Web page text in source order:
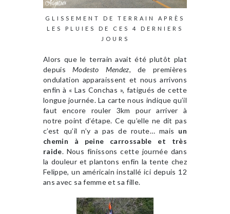
GLISSEMENT DE TERRAIN APRÈS
LES PLUIES DE CES 4 DERNIERS
JOURS
Alors que le terrain avait été plutôt plat
depuisModesto Mendez, de premières
ondulation apparaissent et nous arrivons
enfin à « Las Conchas », fatigués de cette
longue journée. La carte nous indique qu’il
faut encore rouler 3km pour arriver à
notre point d’étape. Ce qu’elle ne dit pas
c’est qu’il n’y a pas de route… mais un
chemin à peine carrossable et très
raide. Nous finissons cette journée dans
la douleur et plantons enfin la tente chez
Felippe, un américain installé ici depuis 12
ans avec sa femme et sa fille.